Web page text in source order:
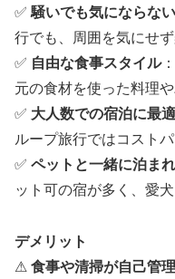
✅ 騒いでも気にならない
行でも、周囲を気にせず
✅ 自由な食事スタイル
元の食材を使った料理
✅ 大人数での宿泊に最適
ループ旅行ではコスト
✅ ペットと一緒に泊ま
ット可の宿が多く、愛
デメリット
⚠ 食事や清掃が自己管